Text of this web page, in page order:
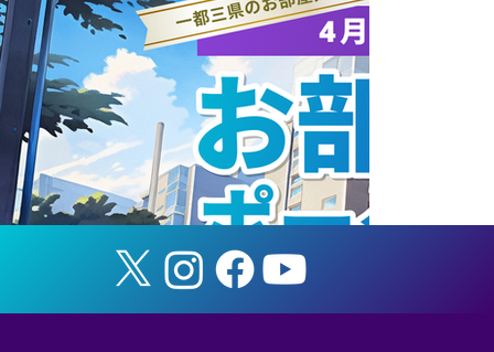
【夏合宿のご支援（寄付金）受入につい
てのお知らせ】